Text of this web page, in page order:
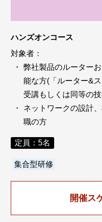
ハンズオンコース
対象者：
弊社製品のルーター
能な方(「ルーター&
受講もしくは同等の
ネットワークの設計
職の方
定員：5名
集合型研修
開催ス